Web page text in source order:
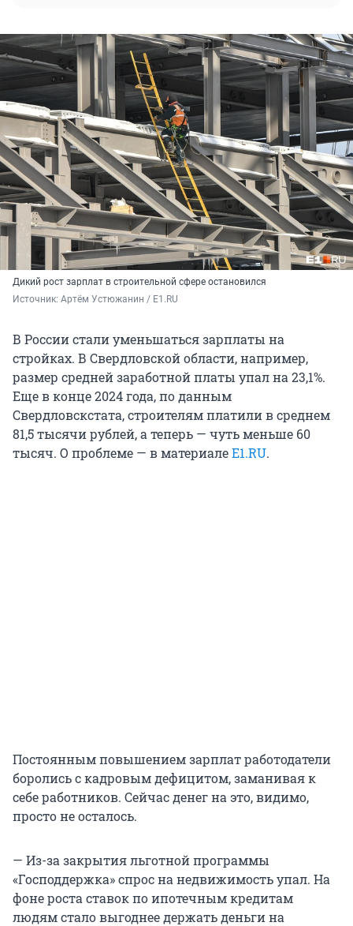
Дикий рост зарплат в строительной сфере остановился
Источник: Артём Устюжанин / E1.RU
В России стали уменьшаться зарплаты на
стройках. В Свердловской области, например,
размер средней заработной платы упал на 23,1%.
Еще в конце2024 года, по данным
Свердловскстата, строителям платили в среднем
81,5 тысячи рублей, а теперь — чуть меньше 60
тысяч. О проблеме — в материалеE1.RU.
Постоянным повышением зарплат работодатели
боролись с кадровым дефицитом, заманивая к
себе работников. Сейчас денег на это, видимо,
просто не осталось.
— Из-за закрытия льготной программы
«Господдержка» спрос на недвижимость упал. На
фоне роста ставок по ипотечным кредитам
людям стало выгоднее держать деньги на